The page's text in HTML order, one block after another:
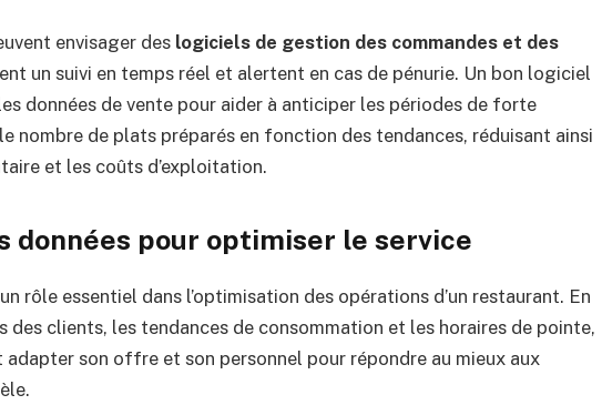
envisager des logiciels de gestion des commandes et des
un suivi en temps réel et alertent en cas de pénurie. Un bon logiciel
données de vente pour aider à anticiper les périodes de forte
nombre de plats préparés en fonction des tendances, réduisant ainsi
et les coûts d’exploitation.
données pour optimiser le service
rôle essentiel dans l’optimisation des opérations d’un restaurant. En
des clients, les tendances de consommation et les horaires de pointe,
adapter son offre et son personnel pour répondre au mieux aux